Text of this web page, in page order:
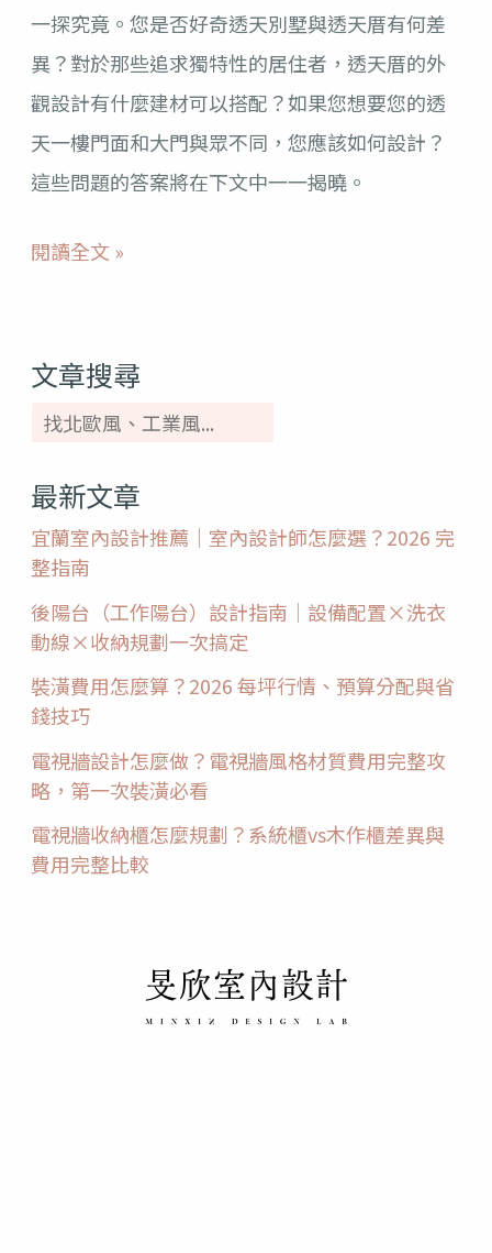
一探究竟。您是否好奇透天別墅與透天厝有何差
異？對於那些追求獨特性的居住者，透天厝的外
觀設計有什麼建材可以搭配？如果您想要您的透
天一樓門面和大門與眾不同，您應該如何設計？
這些問題的答案將在下文中一一揭曉。
置
5
點
閱讀全文 »
文章搜尋
最新文章
宜蘭室內設計推薦｜室內設計師怎麼選？2026 完
整指南
後陽台（工作陽台）設計指南｜設備配置×洗衣
動線×收納規劃一次搞定
裝潢費用怎麼算？2026 每坪行情、預算分配與省
錢技巧
電視牆設計怎麼做？電視牆風格材質費用完整攻
略，第一次裝潢必看
電視牆收納櫃怎麼規劃？系統櫃vs木作櫃差異與
費用完整比較